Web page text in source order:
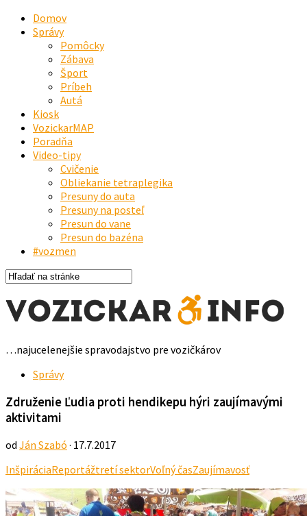
Domov
Správy
Pomôcky
Zábava
Šport
Príbeh
Autá
Kiosk
VozickarMAP
Poradňa
Video-tipy
Cvičenie
Obliekanie tetraplegika
Presuny do auta
Presuny na posteľ
Presun do vane
Presun do bazéna
#vozmen
…najucelenejšie spravodajstvo pre vozičkárov
Správy
Združenie Ľudia proti hendikepu hýri zaujímavými
aktivitami
od Ján Szabó · 17.7.2017
InšpiráciaReportážtretí sektorVoľný časZaujímavosť